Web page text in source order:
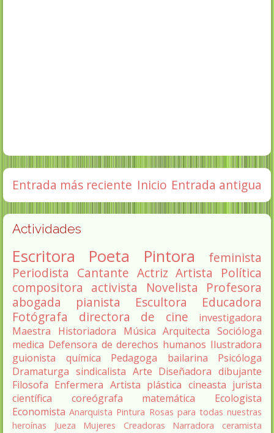
Entrada más reciente Entrada antigua
Inicio
Actividades
Escritora Poeta Pintora
feminista
Periodista Cantante Actriz Artista
Política
compositora activista Novelista
Profesora
abogada
pianista Escultora
Educadora
Fotógrafa
directora de cine
investigadora
Maestra
Historiadora Música Arquitecta Socióloga
medica Defensora de derechos humanos Ilustradora
guionista
química Pedagoga bailarina
Psicóloga
Dramaturga sindicalista Arte Diseñadora dibujante
Filosofa Enfermera Artista plástica cineasta jurista
científica
coreógrafa matemática
Ecologista
Economista Anarquista Pintura Rosas para todas nuestras
heroínas
Jueza Mujeres Creadoras Narradora
ceramista